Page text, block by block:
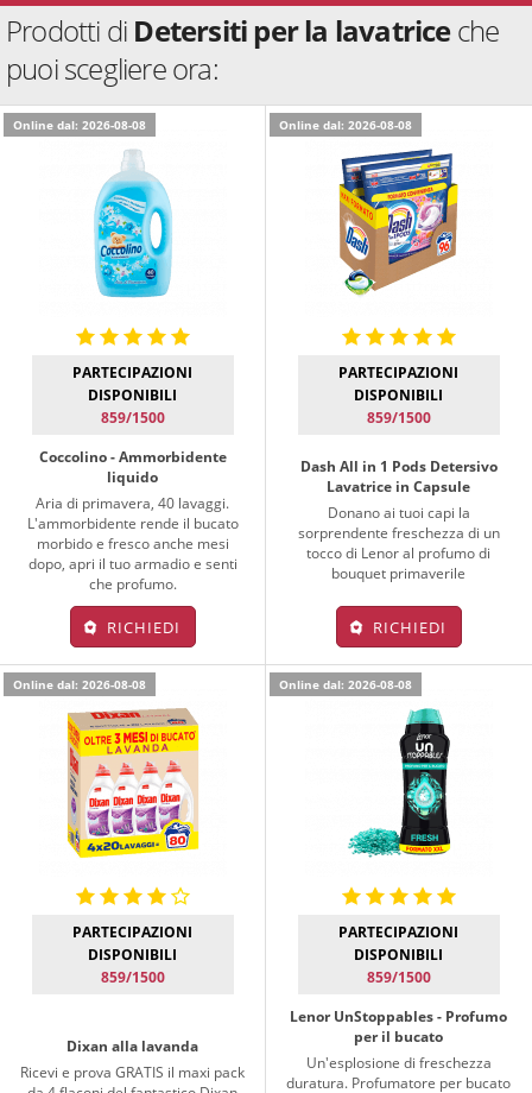
Prodotti di Detersiti per la lavatriceche
puoi scegliere ora:
Online dal: 2026-08-08
PARTECIPAZIONI
DISPONIBILI
859/1500
Coccolino - Ammorbidente
liquido
Aria di primavera, 40 lavaggi.
L'ammorbidente rende il bucato
morbido e fresco anche mesi
dopo, apri il tuo armadio e senti
che profumo.
RICHIEDI
Online dal: 2026-08-08
PARTECIPAZIONI
DISPONIBILI
859/1500
Dash All in 1 Pods Detersivo
Lavatrice in Capsule
Donano ai tuoi capi la
sorprendente freschezza di un
tocco di Lenor al profumo di
bouquet primaverile
RICHIEDI
Online dal: 2026-08-08
PARTECIPAZIONI
DISPONIBILI
859/1500
Dixan alla lavanda
Ricevi e prova GRATIS il maxi pack
Online dal: 2026-08-08
PARTECIPAZIONI
DISPONIBILI
859/1500
Lenor UnStoppables - Profumo
per il bucato
Un'esplosione di freschezza
duratura. Profumatore per bucato